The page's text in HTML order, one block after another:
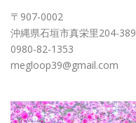
〒907-0002
沖縄県石垣市真栄里204-389
0980-82-1353
megloop39@gmail.com